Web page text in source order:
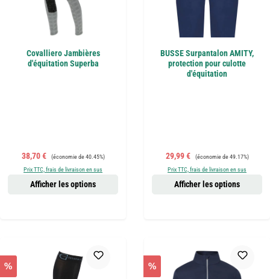
Covalliero Jambières
d'équitation Superba
Prix de vente :
38,70 € Prix régulier :
(économie de 40.45%)
Prix TTC, frais de livraison en sus
Afficher les options
BUSSE Surpantalon AMITY,
protection pour culotte
d'équitation
Prix de vente :
29,99 € Prix régulier :
(économie de 49.17%)
Prix TTC, frais de livraison en sus
Afficher les options
% %